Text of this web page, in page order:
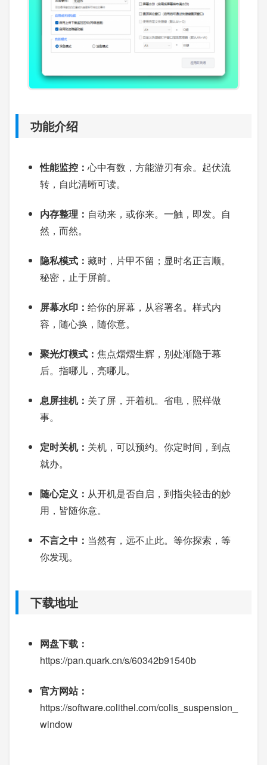
功能介绍
性能监控： 心中有数，方能游刃有余。起伏流
转，自此清晰可读。
内存整理： 自动来，或你来。一触，即发。自
然，而然。
隐私模式： 藏时，片甲不留；显时名正言顺。
秘密，止于屏前。
屏幕水印： 给你的屏幕，从容署名。样式内
容，随心换，随你意。
聚光灯模式： 焦点熠熠生辉，别处渐隐于幕
后。指哪儿，亮哪儿。
息屏挂机： 关了屏，开着机。省电，照样做
事。
定时关机： 关机，可以预约。你定时间，到点
就办。
随心定义： 从开机是否自启，到指尖轻击的妙
用，皆随你意。
不言之中： 当然有，远不止此。等你探索，等
你发现。
下载地址
网盘下载：
https://pan.quark.cn/s/60342b91540b
官方网站：
https://software.colithel.com/colis_suspension_
window